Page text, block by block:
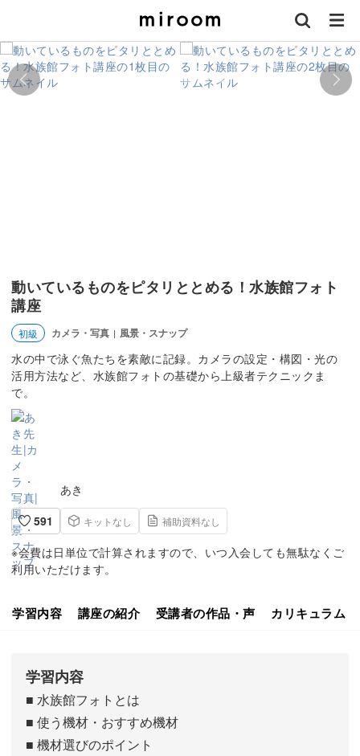
動いているものをピタリととめる！水族館フォト
講座
初級 カメラ・写真 | 風景・スナップ
水の中で泳ぐ魚たちを素敵に記録。カメラの設定・構図・光の
活用方法など、水族館フォトの基礎から上級者テクニックま
で。
あき
591
キットなし 補助資料なし
※会費は日単位で計算されますので、いつ入会しても無駄なくご
利用いただけます。
学習内容 講座の紹介 受講者の作品・声 カリキュラム
学習内容
■ 水族館フォトとは
■ 使う機材・おすすめ機材
■ 機材選びのポイント